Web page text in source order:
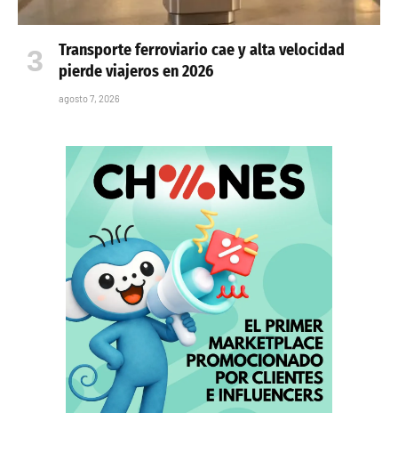
Transporte ferroviario cae y alta velocidad
pierde viajeros en 2026
agosto 7, 2026